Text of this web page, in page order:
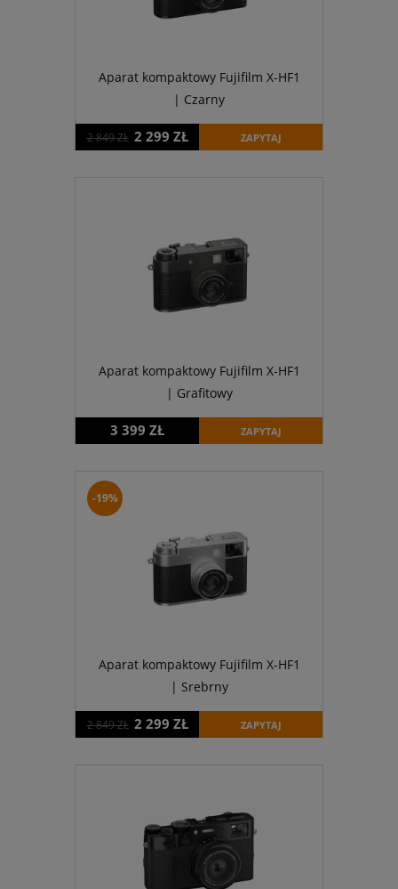
Aparat kompaktowy Fujifilm X-HF1
| Czarny
2 849 ZŁ 2 299 ZŁ ZAPYTAJ
Aparat kompaktowy Fujifilm X-HF1
| Grafitowy
3 399 ZŁ ZAPYTAJ
Aparat kompaktowy Fujifilm X-HF1
| Srebrny
2 849 ZŁ 2 299 ZŁ ZAPYTAJ
-19%